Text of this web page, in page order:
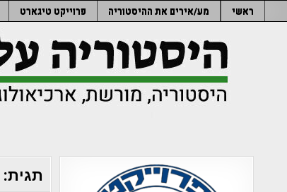
to
ראשי מע/אירים את ההיסטוריה פרוייקט טיגארט
תגית: